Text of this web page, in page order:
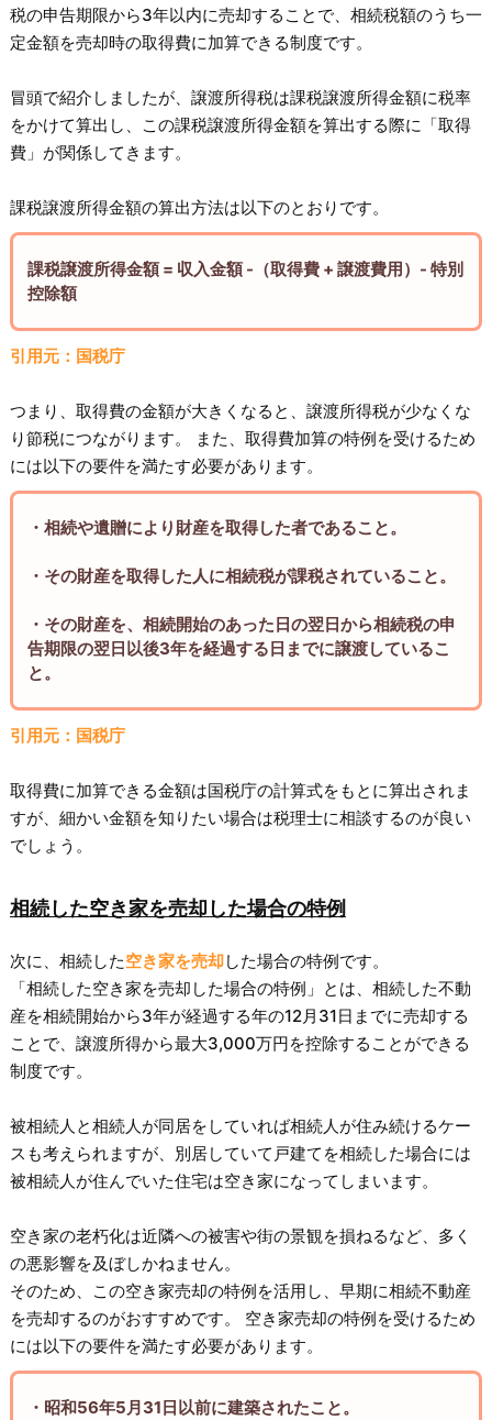
税の申告期限から3年以内に売却することで、相続税額のうち一
定金額を売却時の取得費に加算できる制度です。
冒頭で紹介しましたが、譲渡所得税は課税譲渡所得金額に税率
をかけて算出し、この課税譲渡所得金額を算出する際に「取得
費」が関係してきます。
課税譲渡所得金額の算出方法は以下のとおりです。
課税譲渡所得金額 = 収入金額 -（取得費 + 譲渡費用）- 特別
控除額
引用元：国税庁
つまり、取得費の金額が大きくなると、譲渡所得税が少なくな
り節税につながります。 また、取得費加算の特例を受けるため
には以下の要件を満たす必要があります。
・相続や遺贈により財産を取得した者であること。
・その財産を取得した人に相続税が課税されていること。
・その財産を、相続開始のあった日の翌日から相続税の申
告期限の翌日以後3年を経過する日までに譲渡しているこ
と。
引用元：国税庁
取得費に加算できる金額は国税庁の計算式をもとに算出されま
すが、細かい金額を知りたい場合は税理士に相談するのが良い
でしょう。
相続した空き家を売却した場合の特例
次に、相続した空き家を売却した場合の特例です。
「相続した空き家を売却した場合の特例」とは、相続した不動
産を相続開始から3年が経過する年の12月31日までに売却する
ことで、譲渡所得から最大3,000万円を控除することができる
制度です。
被相続人と相続人が同居をしていれば相続人が住み続けるケー
スも考えられますが、別居していて戸建てを相続した場合には
被相続人が住んでいた住宅は空き家になってしまいます。
空き家の老朽化は近隣への被害や街の景観を損ねるなど、多く
の悪影響を及ぼしかねません。
そのため、この空き家売却の特例を活用し、早期に相続不動産
を売却するのがおすすめです。 空き家売却の特例を受けるため
には以下の要件を満たす必要があります。
・昭和56年5月31日以前に建築されたこと。